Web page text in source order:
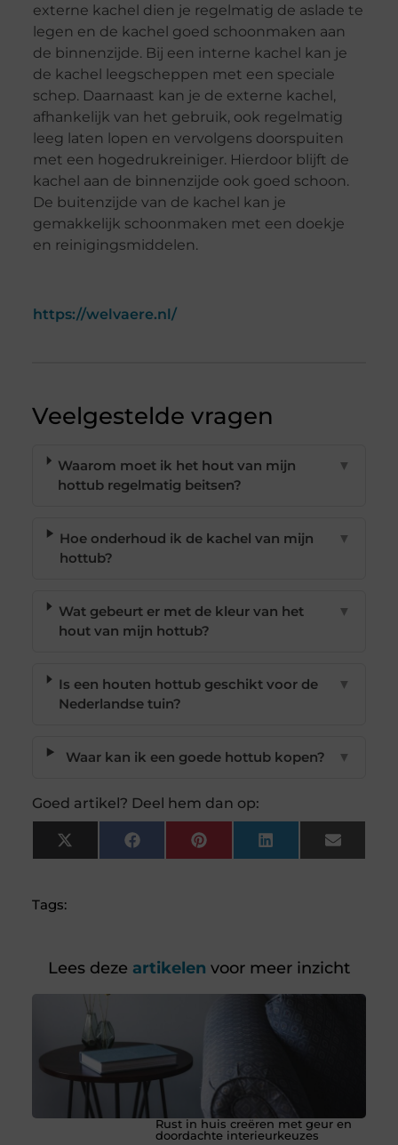
externe kachel dien je regelmatig de aslade te
legen en de kachel goed schoonmaken aan
de binnenzijde. Bij een interne kachel kan je
de kachel leegscheppen met een speciale
schep. Daarnaast kan je de externe kachel,
afhankelijk van het gebruik, ook regelmatig
leeg laten lopen en vervolgens doorspuiten
met een hogedrukreiniger. Hierdoor blijft de
kachel aan de binnenzijde ook goed schoon.
De buitenzijde van de kachel kan je
gemakkelijk schoonmaken met een doekje
en reinigingsmiddelen.
https://welvaere.nl/
Veelgestelde vragen
Waarom moet ik het hout van mijn
hottub regelmatig beitsen?
▼
Hoe onderhoud ik de kachel van mijn
hottub?
▼
Wat gebeurt er met de kleur van het
hout van mijn hottub?
▼
Is een houten hottub geschikt voor de
Nederlandse tuin?
▼
Waar kan ik een goede hottub kopen? ▼
Goed artikel? Deel hem dan op:
X
(Twitter)
FacebookPinterest LinkedIn Email
Tags:
Lees deze artikelen voor meer inzicht
Rust in huis creëren met geur en
doordachte interieurkeuzes